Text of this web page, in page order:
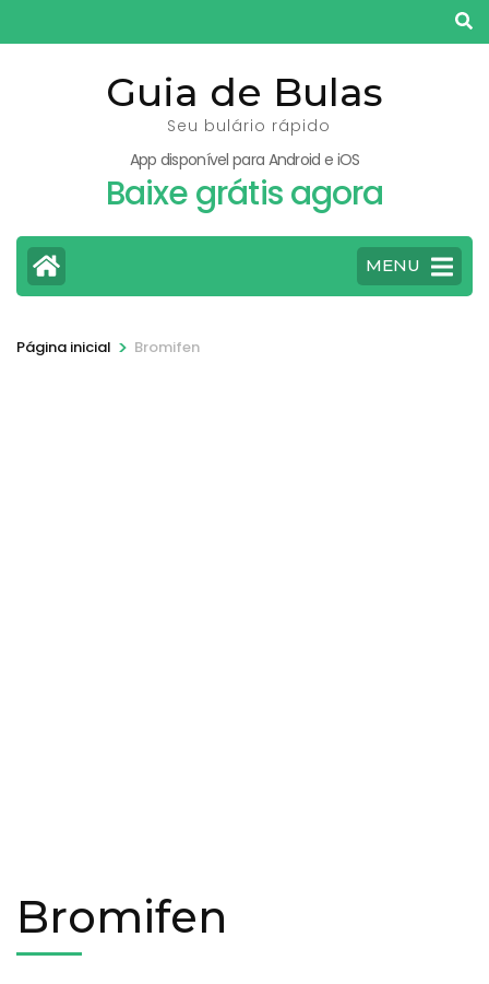
para
Guia de Bulas
Seu bulário rápido
App disponível para Android e iOS
Baixe grátis agora
MENU
Página inicial > Bromifen
Bromifen